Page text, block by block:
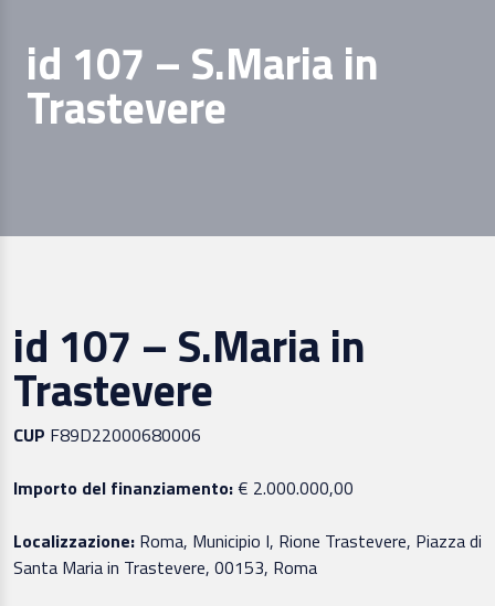
id 107 – S.Maria in
Trastevere
id 107 – S.Maria in
Trastevere
CUP F89D22000680006
Importo del finanziamento:€ 2.000.000,00
Localizzazione: Roma, Municipio I, Rione Trastevere, Piazza di
Santa Maria in Trastevere, 00153, Roma